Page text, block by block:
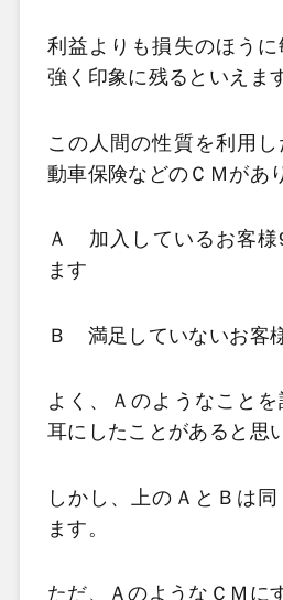
利益よりも損失のほうに
強く印象に残るといえま
この人間の性質を利用
動車保険などのＣＭがあ
Ａ 加入しているお客様
ます
Ｂ 満足していないお客
よく、Ａのようなこと
耳にしたことがあると思
しかし、上のＡとＢは
ます。
ただ、ＡのようなＣＭに